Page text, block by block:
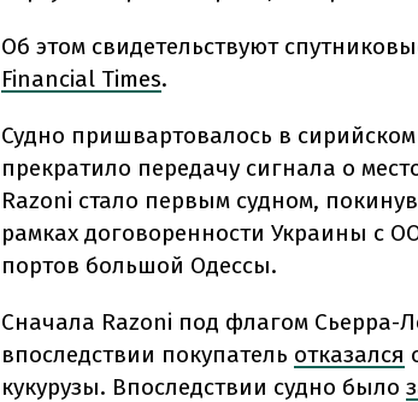
Об этом свидетельствуют
Financial Times.
Судно пришвартовалось в
прекратило передачу сигнала о
Razoni стало первым судном,
рамках договоренности Украины с
портов большой Одессы.
Сначала Razoni под флагом Сьерра-
впоследствии покупатель отказался
кукурузы. Впоследствии судно было